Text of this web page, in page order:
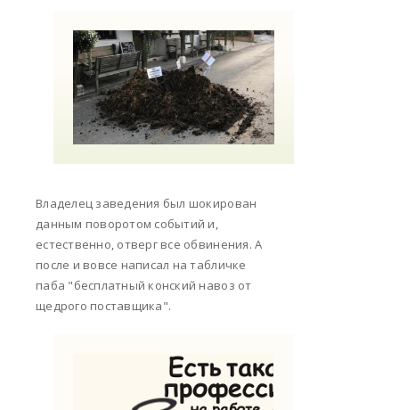
Владелец заведения был шокирован
данным поворотом событий и,
естественно, отверг все обвинения. А
после и вовсе написал на табличке
паба "бесплатный конский навоз от
щедрого поставщика".